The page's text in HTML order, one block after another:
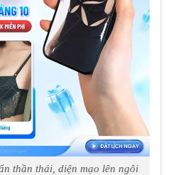
thần thái, diện mạo lên ngôi